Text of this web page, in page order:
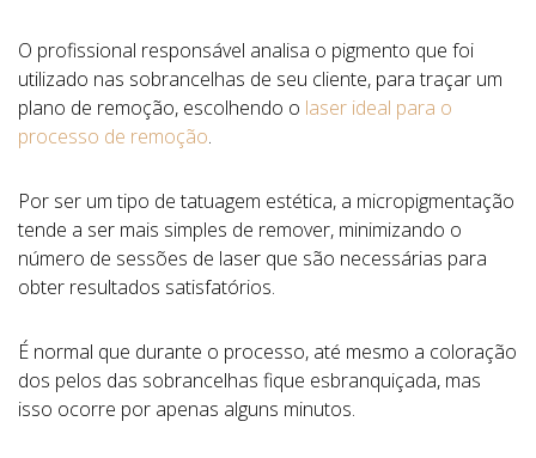
O profissional responsável analisa o pigmento que foi
utilizado nas sobrancelhas de seu cliente, para traçar um
plano de remoção, escolhendo o laser ideal para o
processo de remoção.
Por ser um tipo de tatuagem estética, a micropigmentação
tende a ser mais simples de remover, minimizando o
número de sessões de laser que são necessárias para
obter resultados satisfatórios.
É normal que durante o processo, até mesmo a coloração
dos pelos das sobrancelhas fique esbranquiçada, mas
isso ocorre por apenas alguns minutos.